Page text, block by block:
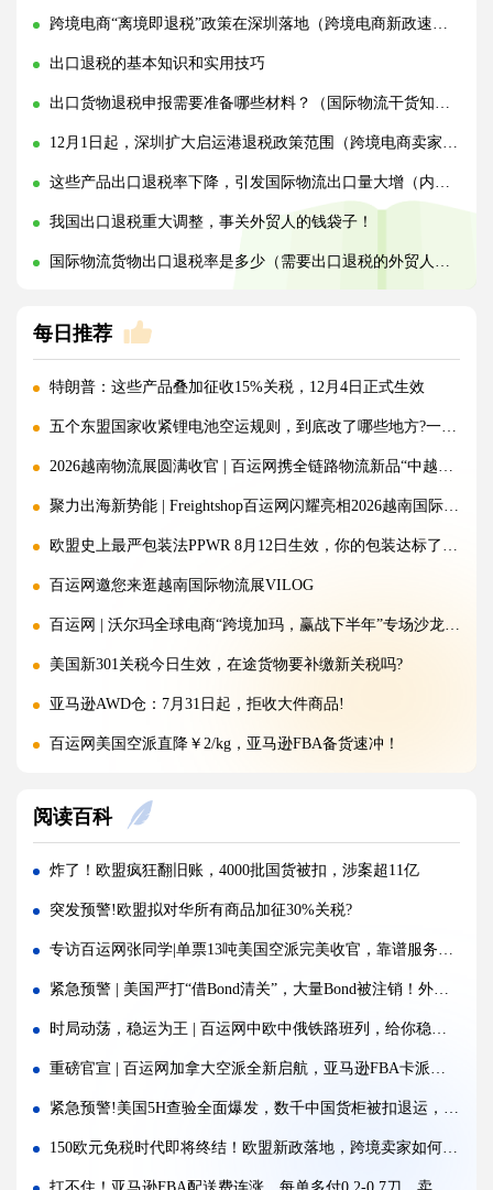
跨境电商“离境即退税”政策在深圳落地（跨境电商新政速看）
出口退税的基本知识和实用技巧
出口货物退税申报需要准备哪些材料？（国际物流干货知识分享）
12月1日起，深圳扩大启运港退税政策范围（跨境电商卖家&外贸人请注意）
这些产品出口退税率下降，引发国际物流出口量大增（内附关于调整出口退税政策的公告）
我国出口退税重大调整，事关外贸人的钱袋子！
国际物流货物出口退税率是多少（需要出口退税的外贸人看过来）
每日推荐
特朗普：这些产品叠加征收15%关税，12月4日正式生效
五个东盟国家收紧锂电池空运规则，到底改了哪些地方?一文讲清!
2026越南物流展圆满收官 | 百运网携全链路物流新品“中越美专线”强势出圈！
聚力出海新势能 | Freightshop百运网闪耀亮相2026越南国际物流展
欧盟史上最严包装法PPWR 8月12日生效，你的包装达标了吗？
百运网邀您来逛越南国际物流展VILOG
百运网 | 沃尔玛全球电商“跨境加玛，赢战下半年”专场沙龙圆满收官!
美国新301关税今日生效，在途货物要补缴新关税吗?
亚马逊AWD仓：7月31日起，拒收大件商品!
百运网美国空派直降￥2/kg，亚马逊FBA备货速冲！
重磅！CPSC最新消息放宽执行政策，美线卖家迎来利好
突发！巴基斯坦一架波音737货机失联！
警惕！违规罚10万美金/箱，出货前必看！
欧洲小包关税大反转：法国紧急暂停、意大利再度延期！
百运网|沃尔玛全球电商“智赢跨境·AI全域新运营”专场沙龙圆满收官!
倒计时1天，欧盟小包裹免税政策明日正式取消！
海运价格九连涨，外贸企业称一周一涨扛不住!
警报!美国海关连发四道“封杀令”，你的货还能顺利进美国吗?
百运网邀您来上海双年展逛展领钱啦！
阅读百科
炸了！欧盟疯狂翻旧账，4000批国货被扣，涉案超11亿
突发预警!欧盟拟对华所有商品加征30%关税?
专访百运网张同学|单票13吨美国空派完美收官，靠谱服务铸就客户信任
紧急预警 | 美国严打“借Bond清关”，大量Bond被注销！外贸人保命指南速存
时局动荡，稳运为王 | 百运网中欧中俄铁路班列，给你稳稳的安全感！
重磅官宣 | 百运网加拿大空派全新启航，亚马逊FBA卡派大件无忧！
紧急预警!美国5H查验全面爆发，数千中国货柜被扣退运，跨境卖家如何破局？
150欧元免税时代即将终结！欧盟新政落地，跨境卖家如何破局？